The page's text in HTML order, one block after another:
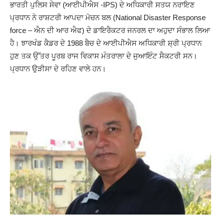
ਭਾਰਤੀ ਪੁਲਿਸ ਸੇਵਾ (ਆਈਪੀਐਸ -IPS) ਦੇ ਅਧਿਕਾਰੀ ਸਤਯ ਨਰਾਇਣ
ਪ੍ਰਧਾਨ ਨੇ ਰਾਸ਼ਟਰੀ ਆਪਦਾ ਮੋਚਨ ਬਲ (National Disaster Response
force – ਐਨ ਦੀ ਆਰ ਐਫ) ਦੇ ਡਾਇਰੈਕਟਰ ਜਨਰਲ ਦਾ ਅਹੁਦਾ ਸੰਭਾਲ ਲਿਆ
ਹੈ। ਝਾਰਖੰਡ ਕੈਡਰ ਦੇ 1988 ਬੈਚ ਦੇ ਆਈਪੀਐਸ ਅਧਿਕਾਰੀ ਸ਼੍ਰੀ ਪ੍ਰਧਾਨ
ਹੁਣ ਤਕ ਉੱਤਰ ਪੂਰਬ ਰਾਜ ਵਿਕਾਸ ਮੰਤਰਾਲਾ ਦੇ ਜੁਆਇੰਟ ਸੈਕਟਰੀ ਸਨ।
ਪ੍ਰਧਾਨ ਉੜੀਸਾ ਦੇ ਰਹਿਣ ਵਾਲੇ ਹਨ।